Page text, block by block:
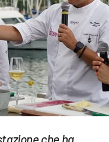
che ha